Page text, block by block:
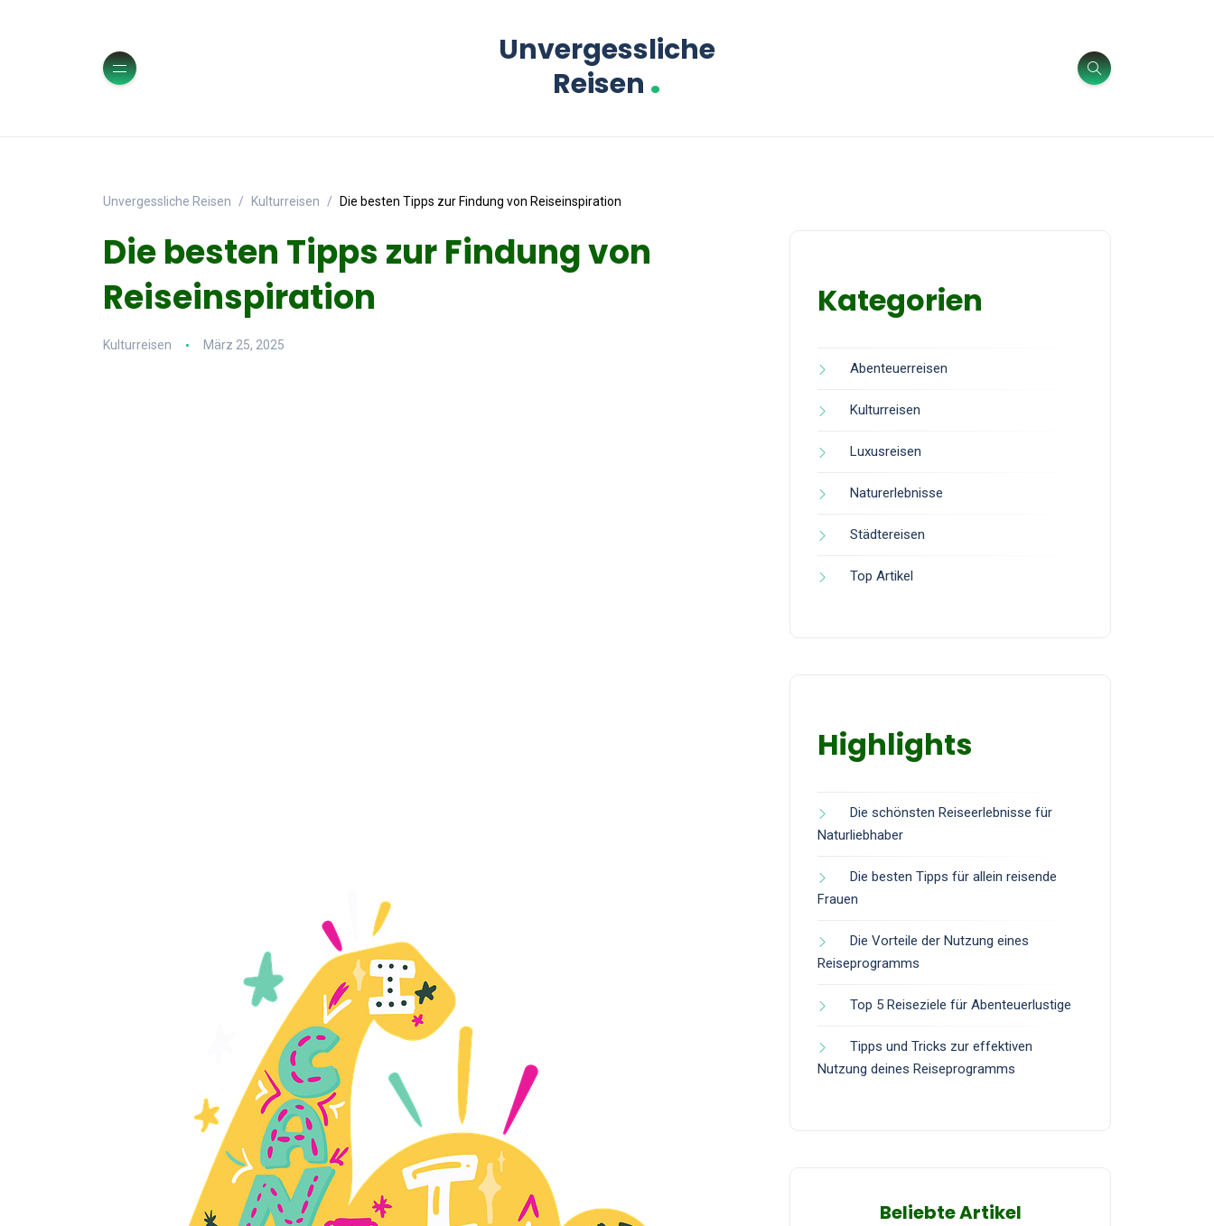
Unvergessliche
Reisen .
Unvergessliche Reisen Kulturreisen Die besten Tipps zur Findung von Reiseinspiration
Die besten Tipps zur Findung von
Reiseinspiration
Kulturreisen März 25, 2025
Kategorien
Abenteuerreisen
Kulturreisen
Luxusreisen
Naturerlebnisse
Städtereisen
Top Artikel
Highlights
Die schönsten Reiseerlebnisse für
Naturliebhaber
Die besten Tipps für allein reisende
Frauen
Die Vorteile der Nutzung eines
Reiseprogramms
Top 5 Reiseziele für Abenteuerlustige
Tipps und Tricks zur effektiven
Nutzung deines Reiseprogramms
Beliebte Artikel